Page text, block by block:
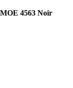
4563 Noir